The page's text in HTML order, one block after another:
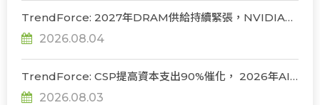
TrendForce: 2027年DRAM供給持續緊張，NVIDIA評
估下調Rubin Ultra HBM配置
2026.08.04
TrendForce: CSP提高資本支出90%催化， 2026年AI
server出貨年增上看31%
2026.08.03